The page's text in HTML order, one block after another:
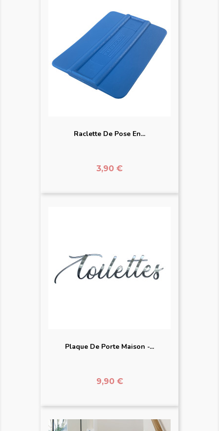
Raclette De Pose En...
Prix
3,90 €
Plaque De Porte Maison -...
Prix
9,90 €